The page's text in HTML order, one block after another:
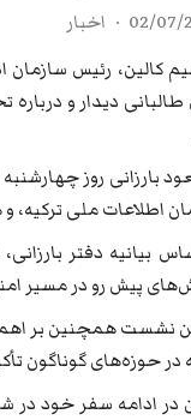
02/07/
اخبار
کالین، رئیس
طالبانی دیدار و
اطلاعات ملی ترکیه،
بیانیه دفتر
پیش‌ رو در مسیر
نشست همچنین بر
در حوزه‌های گوناگون
در ادامه سفر خود در